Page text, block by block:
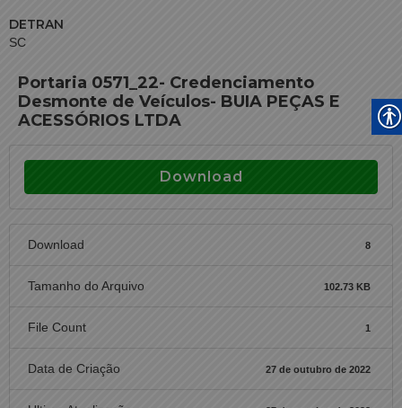
DETRAN
SC
Portaria 0571_22- Credenciamento
Desmonte de Veículos- BUIA PEÇAS E
ACESSÓRIOS LTDA
Download
Download 8
Tamanho do Arquivo 102.73 KB
File Count 1
Data de Criação 27 de outubro de 2022